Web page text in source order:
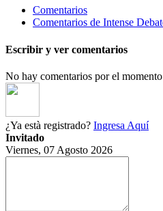
Comentarios
Comentarios de Intense
Escribir y ver comentarios
No hay comentarios por el
¿Ya està registrado? Ingresa Aquí
Invitado
Viernes, 07 Agosto 2026